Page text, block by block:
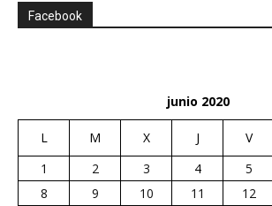
Facebook
junio 2020
L M X J V
1
2 3 4 5
8
9 10 11 12